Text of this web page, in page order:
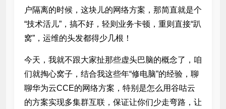
户隔离的时候，这块儿的网络方案，那简直就是个
“技术活儿”，搞不好，轻则业务卡顿，重则直接“趴
窝”，运维的头发都得少几根！
今天，我就不跟大家扯那些虚头巴脑的概念了，咱
们就掏心窝子，结合我这些年“修电脑”的经验，聊
聊华为云CCE的网络方案，特别是怎么用谷咕云
的方案实现多集群互联，保证让你们少走弯路，让